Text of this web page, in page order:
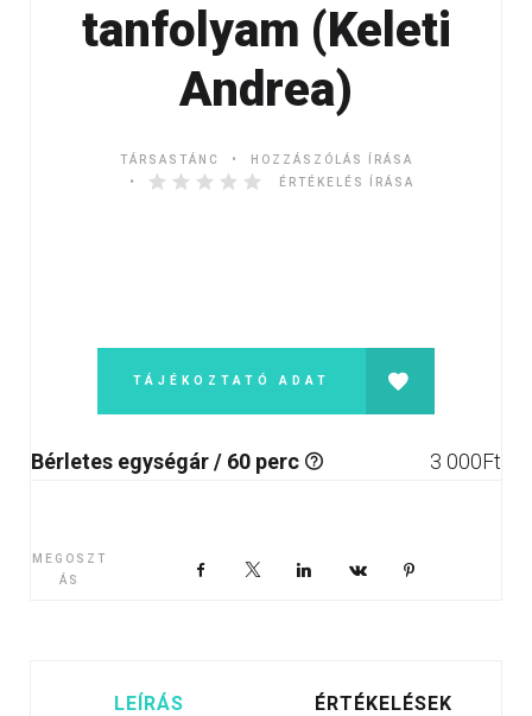
tanfolyam (Keleti
Andrea)
TÁRSASTÁNC
HOZZÁSZÓLÁS ÍRÁSA
ÉRTÉKELÉS ÍRÁSA
TÁJÉKOZTATÓ ADAT
Bérletes egységár / 60 perc Ft
3 000
MEGOSZT
ÁS
Facebook LinkedIn VKontakte
LEÍRÁS ÉRTÉKELÉSEK